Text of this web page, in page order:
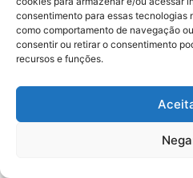
consentimento para essas tecnologias
como comportamento de navegação
consentir ou retirar o consentimento
recursos e funções.
Agenda: 10ª
da Casa Durval
nesta quarta-feira